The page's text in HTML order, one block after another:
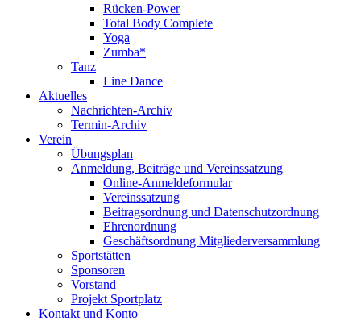
Rücken-Power
Total Body Complete
Yoga
Zumba*
Tanz
Line Dance
Aktuelles
Nachrichten-Archiv
Termin-Archiv
Verein
Übungsplan
Anmeldung, Beiträge und Vereinssatzung
Online-Anmeldeformular
Vereinssatzung
Beitragsordnung und Datenschutzordnung
Ehrenordnung
Geschäftsordnung Mitgliederversammlung
Sportstätten
Sponsoren
Vorstand
Projekt Sportplatz
Kontakt und Konto